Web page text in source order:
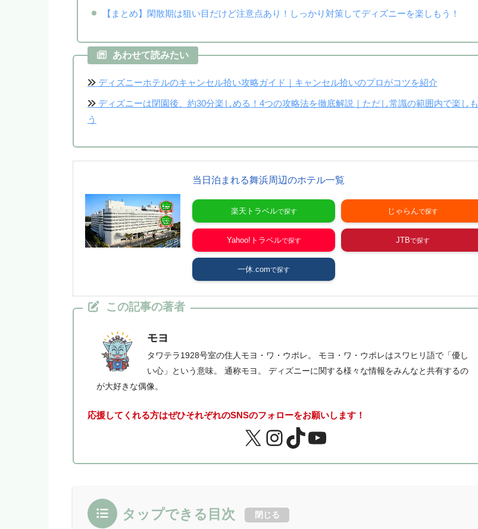
【まとめ】閑散期は狙い目だけど注意点あり！しっかり対策してディズニーを楽しもう！
あわせて読みたい
ディズニーホテルのキャンセル拾い攻略ガイド｜キャンセル拾いのプロがコツを紹介
ディズニーは閉園後、約30分楽しめる！4つの攻略法を徹底解説｜ただし常識の範囲内で楽しも
う
当日泊まれる舞浜周辺のホテル一覧
楽天トラベル じゃらん
Yahoo!トラベル JTB
一休.com
この記事の著者
モヨ
タワテラ1928号室の住人モヨ・ワ・ウポレ。 モヨ・ワ・ウポレはスワヒリ語で「優し
い心」という意味。 通称モヨ。 ディズニーに関する様々な情報をみんなと共有するの
が大好きな偶像。
応援してくれる方はぜひそれぞれのSNSのフォローをお願いします！
タップできる目次 閉じる